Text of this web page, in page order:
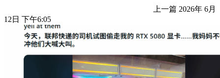
上一篇 2026年 6月
12日 下午6:05